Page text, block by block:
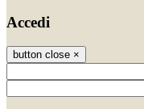
Accedi
button close ×